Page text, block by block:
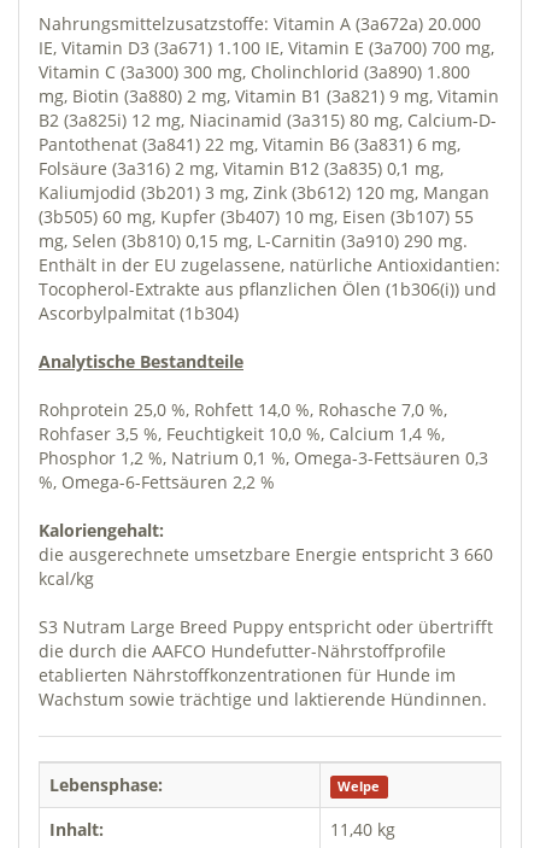
Nahrungsmittelzusatzstoffe: Vitamin A (3a672a) 20.000
IE, Vitamin D3 (3a671) 1.100 IE, Vitamin E (3a700) 700 mg,
Vitamin C (3a300) 300 mg, Cholinchlorid (3a890) 1.800
mg, Biotin (3a880) 2 mg, Vitamin B1 (3a821) 9 mg, Vitamin
B2 (3a825i) 12 mg, Niacinamid (3a315) 80 mg, Calcium-D-
Pantothenat (3a841) 22 mg, Vitamin B6 (3a831) 6 mg,
Folsäure (3a316) 2 mg, Vitamin B12 (3a835) 0,1 mg,
Kaliumjodid (3b201) 3 mg, Zink (3b612) 120 mg, Mangan
(3b505) 60 mg, Kupfer (3b407) 10 mg, Eisen (3b107) 55
mg, Selen (3b810) 0,15 mg, L-Carnitin (3a910) 290 mg.
Enthält in der EU zugelassene, natürliche Antioxidantien:
Tocopherol-Extrakte aus pflanzlichen Ölen (1b306(i)) und
Ascorbylpalmitat (1b304)
Analytische Bestandteile
Rohprotein 25,0 %, Rohfett 14,0 %, Rohasche 7,0 %,
Rohfaser 3,5 %, Feuchtigkeit 10,0 %, Calcium 1,4 %,
Phosphor 1,2 %, Natrium 0,1 %, Omega-3-Fettsäuren 0,3
%, Omega-6-Fettsäuren 2,2 %
Kaloriengehalt:
die ausgerechnete umsetzbare Energie entspricht 3 660
kcal/kg
S3 Nutram Large Breed Puppy entspricht oder übertrifft
die durch die AAFCO Hundefutter-Nährstoffprofile
etablierten Nährstoffkonzentrationen für Hunde im
Wachstum sowie trächtige und laktierende Hündinnen.
Lebensphase: Welpe
Inhalt: 11,40 kg